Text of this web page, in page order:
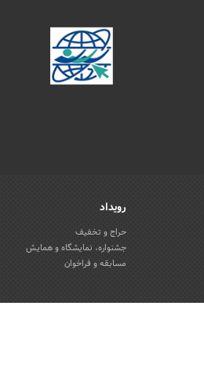
رویداد
حراج و تخفیف
جشنواره، نمایشگاه و همایش
مسابقه و فراخوان